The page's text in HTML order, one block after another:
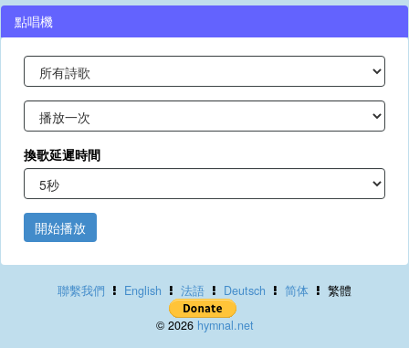
點唱機
換歌延遲時間
開始播放
聯繫我們 English 法語 Deutsch 简体 繁體
© 2026 hymnal.net